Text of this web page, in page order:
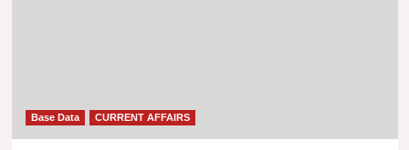
Base Data CURRENT AFFAIRS